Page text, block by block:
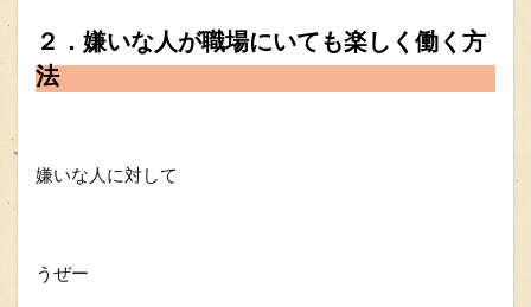
２．嫌いな人が職場にいても楽しく働く方
法
嫌いな人に対して
うぜー